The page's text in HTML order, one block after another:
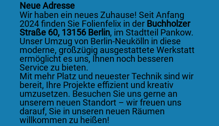
Neue Adresse
Wir haben ein neues Zuhause! Seit Anfang
2024 finden Sie Folienfelix in der Buchholzer
Straße 60, 13156 Berlin, im Stadtteil Pankow.
Unser Umzug von Berlin-Neukölln in diese
moderne, großzügig ausgestattete Werkstatt
ermöglicht es uns, Ihnen noch besseren
Service zu bieten.
Mit mehr Platz und neuester Technik sind wir
bereit, Ihre Projekte effizient und kreativ
umzusetzen. Besuchen Sie uns gerne an
unserem neuen Standort – wir freuen uns
darauf, Sie in unseren neuen Räumen
willkommen zu heißen!